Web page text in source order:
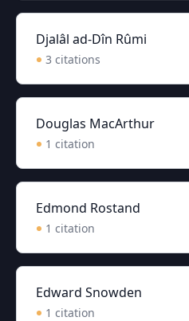
Djalâl ad-Dîn Rûmi
3 citations
Douglas MacArthur
1 citation
Edmond Rostand
1 citation
Edward Snowden
1 citation